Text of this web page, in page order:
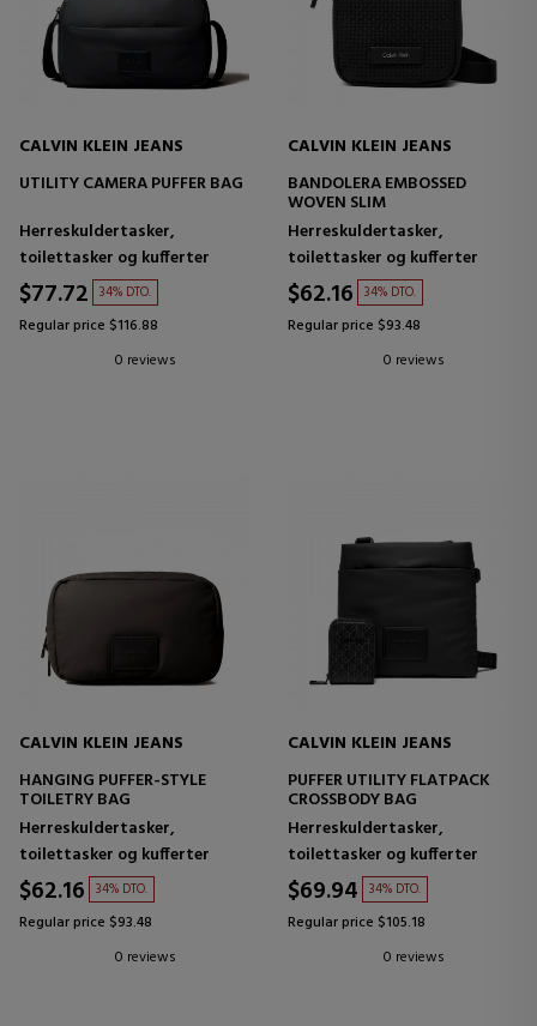
CALVIN KLEIN JEANS
UTILITY CAMERA PUFFER BAG
Herreskuldertasker,
toilettasker og kufferter
$77.72 34% DTO.
Regular price $116.88
0 reviews
CALVIN KLEIN JEANS
BANDOLERA EMBOSSED
WOVEN SLIM
Herreskuldertasker,
toilettasker og kufferter
$62.16 34% DTO.
Regular price $93.48
0 reviews
CALVIN KLEIN JEANS
HANGING PUFFER-STYLE
TOILETRY BAG
Herreskuldertasker,
toilettasker og kufferter
$62.16 34% DTO.
Regular price $93.48
0 reviews
CALVIN KLEIN JEANS
PUFFER UTILITY FLATPACK
CROSSBODY BAG
Herreskuldertasker,
toilettasker og kufferter
$69.94 34% DTO.
Regular price $105.18
0 reviews